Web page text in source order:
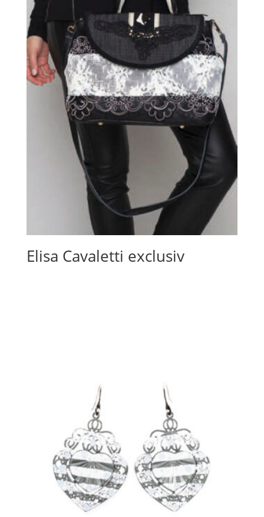
Elisa Cavaletti exclusiv